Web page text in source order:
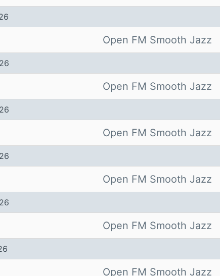
Open FM Smooth Jazz
Open FM Smooth Jazz
Open FM Smooth Jazz
Open FM Smooth Jazz
Open FM Smooth Jazz
Open FM Smooth Jazz